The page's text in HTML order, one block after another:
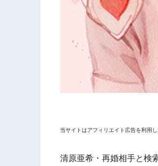
当サイトはアフィリエイト広告を利用し
清原亜希・再婚相手と検